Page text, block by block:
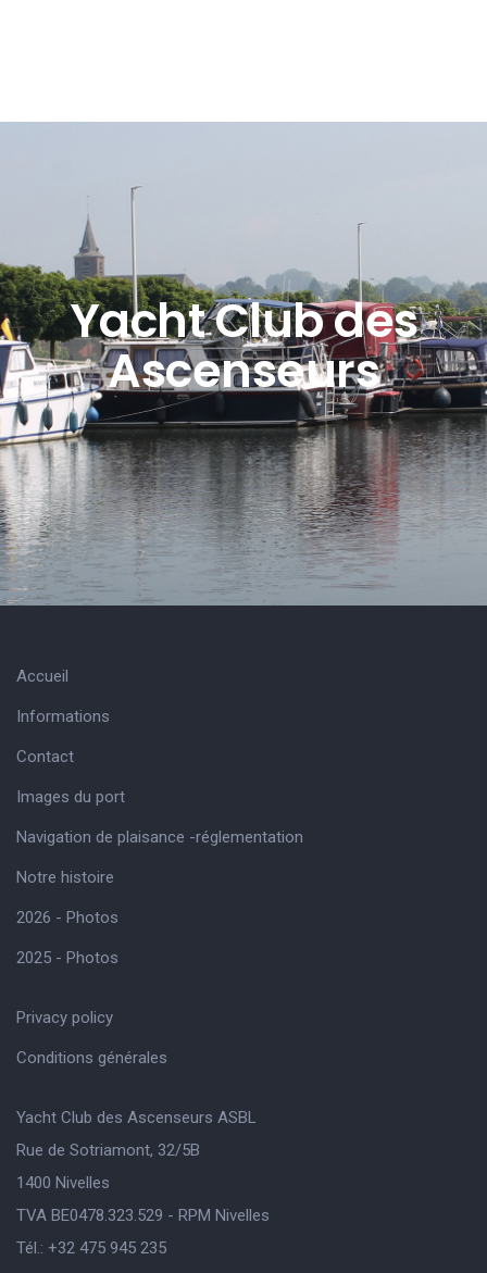
Yacht Club des
Ascenseurs
Accueil
Informations
Contact
Images du port
Navigation de plaisance -réglementation
Notre histoire
2026 - Photos
2025 - Photos
Privacy policy
Conditions générales
Yacht Club des Ascenseurs ASBL
Rue de Sotriamont, 32/5B
1400 Nivelles
TVA BE0478.323.529 - RPM Nivelles
Tél.: +32 475 945 235